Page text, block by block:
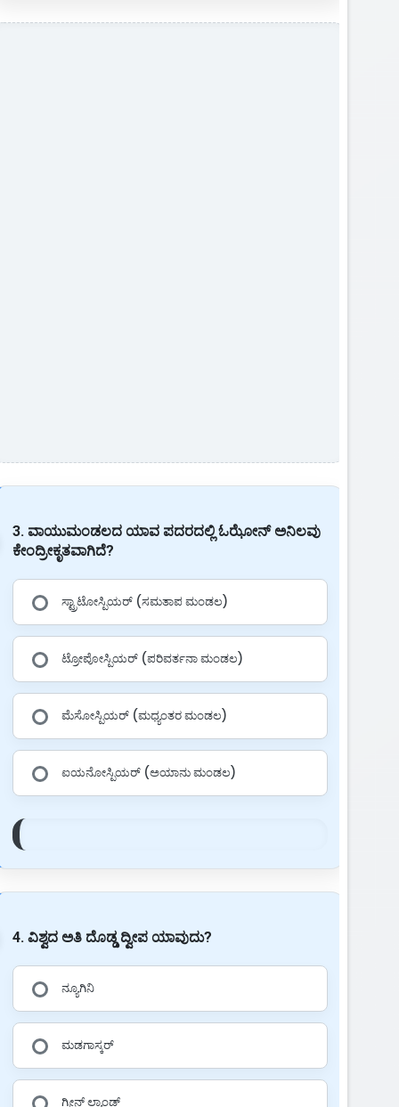
3. ವಾಯುಮಂಡಲದ ಯಾವ ಪದರದಲ್ಲಿ ಓಝೋನ್ ಅನಿಲವು
ಕೇಂದ್ರೀಕೃತವಾಗಿದೆ?
ಸ್ಟ್ರಾಟೋಸ್ಪಿಯರ್ (ಸಮತಾಪ ಮಂಡಲ)
ಟ್ರೋಪೋಸ್ಪಿಯರ್ (ಪರಿವರ್ತನಾ ಮಂಡಲ)
ಮೆಸೋಸ್ಪಿಯರ್ (ಮಧ್ಯಂತರ ಮಂಡಲ)
ಐಯನೋಸ್ಪಿಯರ್ (ಅಯಾನು ಮಂಡಲ)
4. ವಿಶ್ವದ ಅತಿ ದೊಡ್ಡ ದ್ವೀಪ ಯಾವುದು?
ನ್ಯೂಗಿನಿ
ಮಡಗಾಸ್ಕರ್
ಗ್ರೀನ್ ಲ್ಯಾಂಡ್